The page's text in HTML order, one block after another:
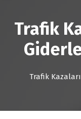
Trafik
Trafik